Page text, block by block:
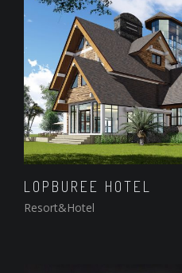
LOPBUREE HOTEL
Resort&Hotel